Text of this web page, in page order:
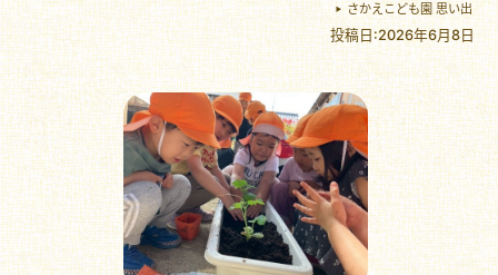
さかえこども園 思い出
投稿日:2026年6月8日